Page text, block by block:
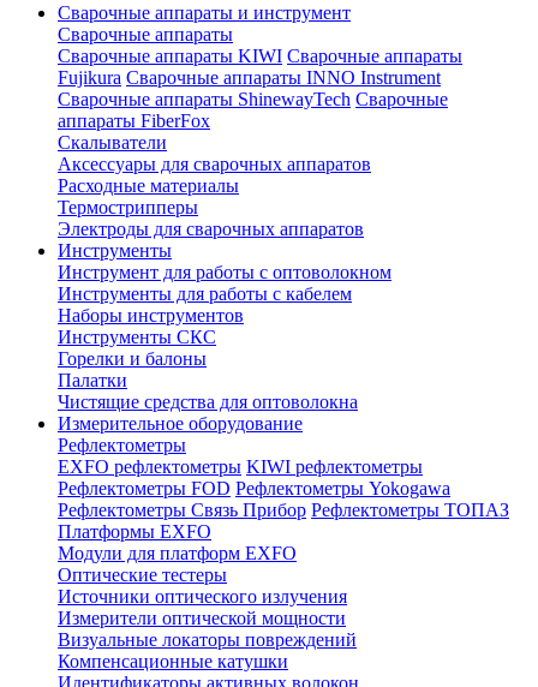
Сварочные аппараты и инструмент
Сварочные аппараты
Сварочные аппараты KIWI Сварочные аппараты
Fujikura Сварочные аппараты INNO Instrument
Сварочные аппараты ShinewayTech Cварочные
аппараты FiberFox
Скалыватели
Аксессуары для сварочных аппаратов
Расходные материалы
Термострипперы
Электроды для сварочных аппаратов
Инструменты
Инструмент для работы с оптоволокном
Инструменты для работы с кабелем
Наборы инструментов
Инструменты СКС
Горелки и балоны
Палатки
Чистящие средства для оптоволокна
Измерительное оборудование
Рефлектометры
EXFO рефлектометры KIWI рефлектометры
Рефлектометры FOD Рефлектометры Yokogawa
Рефлектометры Связь Прибор Рефлектометры ТОПАЗ
Платформы EXFO
Модули для платформ EXFO
Оптические тестеры
Источники оптического излучения
Измерители оптической мощности
Визуальные локаторы повреждений
Компенсационные катушки
Идентификаторы активных волокон